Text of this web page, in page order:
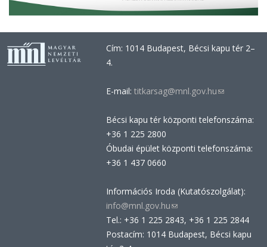
Cím: 1014 Budapest, Bécsi kapu tér 2–
4.
E-mail: titkarsag@mnl.gov.hu(link
e-
Bécsi kapu tér központi telefonszáma:
+36 1 225 2800
Óbudai épület központi telefonszáma:
+36 1 437 0660
Információs Iroda (Kutatószolgálat):
info@mnl.gov.hu(link
sends
e-
Tel.: +36 1 225 2843, +36 1 225 2844
Postacím: 1014 Budapest, Bécsi kapu